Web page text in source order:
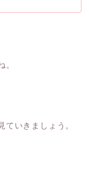
。
ていきましょう。